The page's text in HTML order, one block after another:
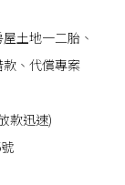
土地一二胎、
款、代償專案
款迅速)